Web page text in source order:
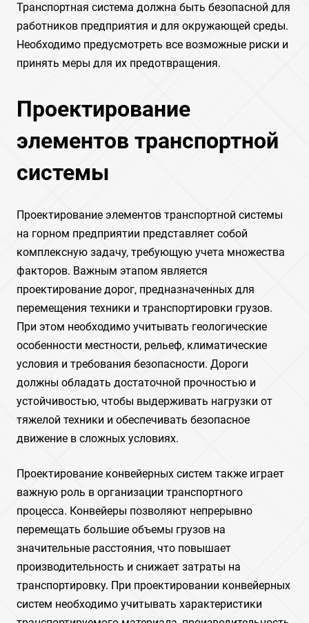
Транспортная система должна быть безопасной для
работников предприятия и для окружающей среды.
Необходимо предусмотреть все возможные риски и
принять меры для их предотвращения.
Проектирование
элементов транспортной
системы
Проектирование элементов транспортной системы
на горном предприятии представляет собой
комплексную задачу‚ требующую учета множества
факторов. Важным этапом является
проектирование дорог‚ предназначенных для
перемещения техники и транспортировки грузов.
При этом необходимо учитывать геологические
особенности местности‚ рельеф‚ климатические
условия и требования безопасности. Дороги
должны обладать достаточной прочностью и
устойчивостью‚ чтобы выдерживать нагрузки от
тяжелой техники и обеспечивать безопасное
движение в сложных условиях.
Проектирование конвейерных систем также играет
важную роль в организации транспортного
процесса. Конвейеры позволяют непрерывно
перемещать большие объемы грузов на
значительные расстояния‚ что повышает
производительность и снижает затраты на
транспортировку. При проектировании конвейерных
систем необходимо учитывать характеристики